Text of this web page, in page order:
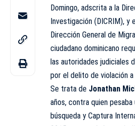
Domingo, adscrita a la
Investigación (DICRIM), y
Dirección General de
ciudadano dominicano
las autoridades judiciales
por el delito de violación a
Se trata de Jonathan
años, contra quien
búsqueda y Captura